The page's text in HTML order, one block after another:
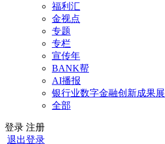
福利汇
金视点
专题
专栏
宣传年
BANK帮
AI播报
银行业数字金融创新成果展
全部
登录 注册
退出登录